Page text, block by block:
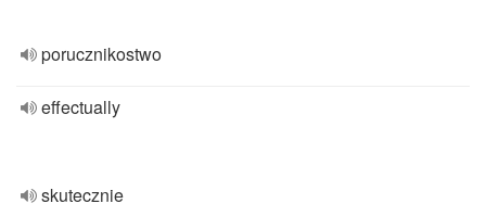
porucznikostwo
effectually
skutecznie